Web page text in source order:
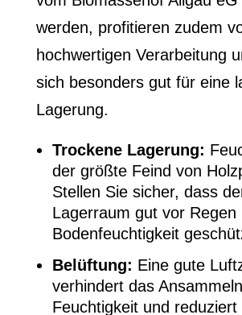
werden, profitieren zudem
hochwertigen Verarbeitung
sich besonders gut für eine
Lagerung.
Trockene Lagerung:
der größte Feind von
Stellen Sie sicher, dass
Lagerraum gut vor Regen
Bodenfeuchtigkeit
Belüftung: Eine gute
verhindert das
Feuchtigkeit und